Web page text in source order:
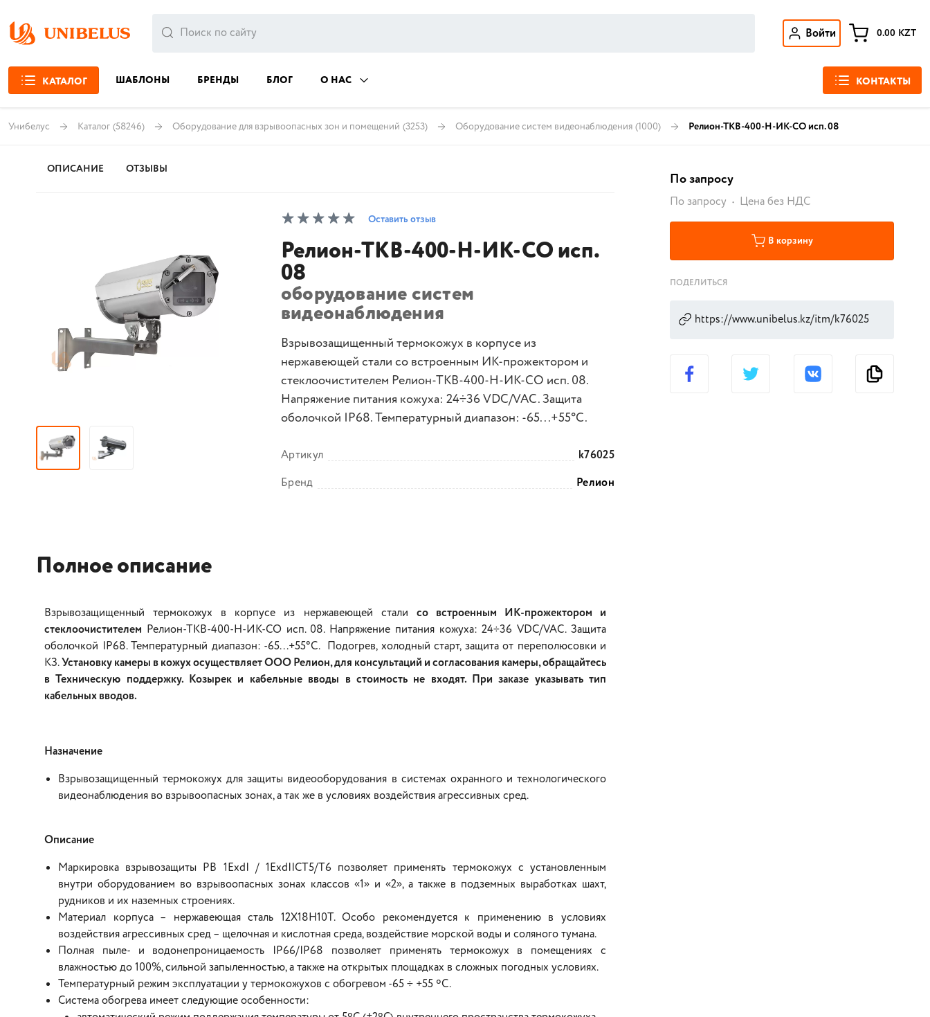
Войти 0.00 KZT
КАТАЛОГ ШАБЛОНЫ БРЕНДЫ БЛОГ О НАС КОНТАКТЫ
Унибелус Каталог (58246) Оборудование для взрывоопасных зон и помещений (3253) Оборудование систем видеонаблюдения (1000) Релион-ТКВ-400-Н-ИК-СО исп. 08
ОПИСАНИЕ ОТЗЫВЫ
Оставить отзыв
Релион-ТКВ-400-Н-ИК-СО исп.
08
оборудование систем
видеонаблюдения
Взрывозащищенный термокожух в корпусе из
нержавеющей стали со встроенным ИК-прожектором и
стеклоочистителем Релион-ТКВ-400-Н-ИК-СО исп. 08.
Напряжение питания кожуха: 24÷36 VDC/VAC. Защита
оболочкой IP68. Температурный диапазон: -65...+55°С.
Артикул
k76025
Бренд
Релион
Полное описание
Взрывозащищенный термокожух в корпусе из нержавеющей стали со встроенным ИК-прожектором и
стеклоочистителем Релион-ТКВ-400-Н-ИК-СО исп. 08. Напряжение питания кожуха: 24÷36 VDC/VAC. Защита
оболочкой IP68. Температурный диапазон: -65...+55°С. Подогрев, холодный старт, защита от переполюсовки и
КЗ.Установку камеры в кожух осуществляет ООО Релион, для консультаций и согласования камеры, обращайтесь
в Техническую поддержку. Козырек и кабельные вводы в стоимость не входят. При заказе указывать тип
кабельных вводов.
Назначение
Взрывозащищенный термокожух для защиты видеооборудования в системах охранного и технологического
видеонаблюдения во взрывоопасных зонах, а так же в условиях воздействия агрессивных сред.
Описание
Маркировка взрывозащиты РВ 1ExdI / 1ExdIICТ5/Т6 позволяет применять термокожух с установленным
внутри оборудованием во взрывоопасных зонах классов «1» и «2», а также в подземных выработках шахт,
рудников и их наземных строениях.
Материал корпуса – нержавеющая сталь 12Х18Н10Т. Особо рекомендуется к применению в условиях
воздействия агрессивных сред – щелочная и кислотная среда, воздействие морской воды и соляного тумана.
Полная пыле- и водонепроницаемость IP66/IP68 позволяет применять термокожух в помещениях с
влажностью до 100%, сильной запыленностью, а также на открытых площадках в сложных погодных условиях.
Температурный режим эксплуатации у термокожухов с обогревом -65 ÷ +55 ºC.
Система обогрева имеет следующие особенности:
По запросу
По запросу Цена без НДС
В корзину
ПОДЕЛИТЬСЯ